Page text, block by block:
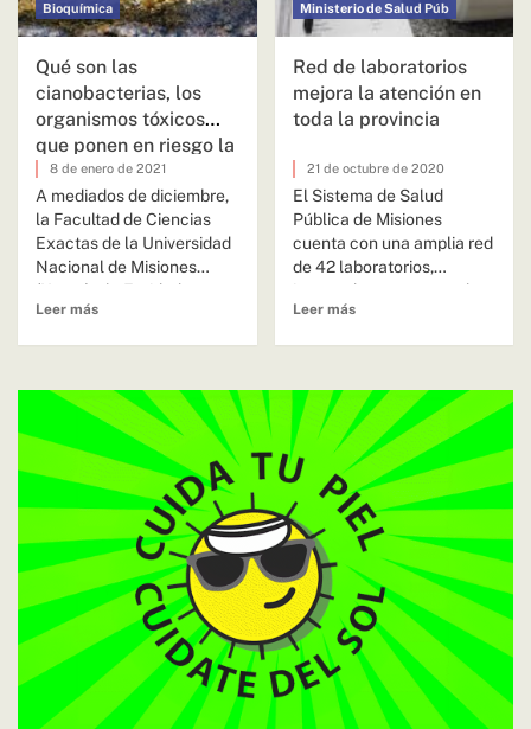
Bioquímica
Qué son las
cianobacterias, los
organismos tóxicos
que ponen en riesgo la
salud en la costa del
Paraná
8 de enero de 2021
A mediados de diciembre,
la Facultad de Ciencias
Exactas de la Universidad
Nacional de Misiones
(Unam) y la Entidad
Binacional...
Leer más
Ministerio de Salud Púb
Red de laboratorios
mejora la atención en
toda la provincia
21 de octubre de 2020
El Sistema de Salud
Pública de Misiones
cuenta con una amplia red
de 42 laboratorios,
integrada por centros de
nivel...
Leer más